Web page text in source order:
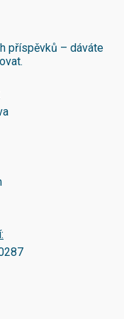
příspěvků – dáváte